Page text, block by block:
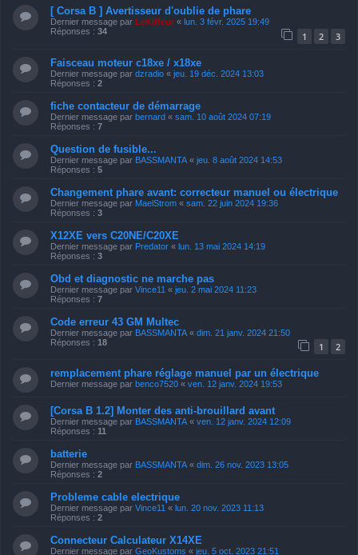
[ Corsa B ] Avertisseur d'oublie de phare
Dernier message par LeKiffeur « lun. 3 févr. 2025 19:49
Réponses : 34 1 2 3
Faisceau moteur c18xe / x18xe
Dernier message par dzradio « jeu. 19 déc. 2024 13:03
Réponses : 2
fiche contacteur de démarrage
Dernier message par bernard « sam. 10 août 2024 07:19
Réponses : 7
Question de fusible...
Dernier message par BASSMANTA « jeu. 8 août 2024 14:53
Réponses : 5
Changement phare avant: correcteur manuel ou électrique
Dernier message par MaelStrom « sam. 22 juin 2024 19:36
Réponses : 3
X12XE vers C20NE/C20XE
Dernier message par Predator « lun. 13 mai 2024 14:19
Réponses : 3
Obd et diagnostic ne marche pas
Dernier message par Vince11 « jeu. 2 mai 2024 11:23
Réponses : 7
Code erreur 43 GM Multec
Dernier message par BASSMANTA « dim. 21 janv. 2024 21:50
Réponses : 18 1 2
remplacement phare réglage manuel par un électrique
Dernier message par benco7520 « ven. 12 janv. 2024 19:53
[Corsa B 1.2] Monter des anti-brouillard avant
Dernier message par BASSMANTA « ven. 12 janv. 2024 12:09
Réponses : 11
batterie
Dernier message par BASSMANTA « dim. 26 nov. 2023 13:05
Réponses : 2
Probleme cable electrique
Dernier message par Vince11 « lun. 20 nov. 2023 11:13
Réponses : 2
Connecteur Calculateur X14XE
Dernier message par GeoKustoms « jeu. 5 oct. 2023 21:51